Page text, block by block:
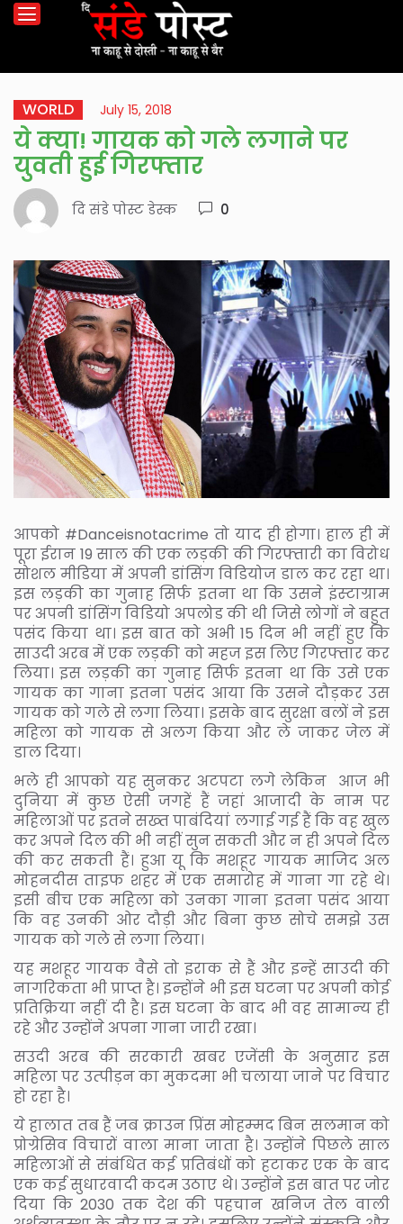
WORLD July 15, 2018
ये क्या! गायक को गले लगाने पर
युवती हुई गिरफ्तार
दि संडे पोस्ट डेस्क 0
आपको #Danceisnotacrime तो याद ही होगा। हाल ही में
पूरा ईरान 19 साल की एक लड़की की गिरफ्तारी का विरोध
सोशल मीडिया में अपनी डांसिंग विडियोज डाल कर रहा था।
इस लड़की का गुनाह सिर्फ इतना था कि उसने इंस्‍टाग्राम
पर अपनी डांसिंग विडि‍यो अपलोड की थी जिसे लोगों ने बहुत
पसंद किया था। इस बात को अभी 15 दिन भी नहीं हुए कि
साउदी अरब में एक लड़की को महज इस लिए गिरफ्तार कर
लिया। इस लड़की का गुनाह सिर्फ इतना था कि उसे एक
गायक का गाना इतना पसंद आया कि उसने दौड़कर उस
गायक को गले से लगा लिया। इसके बाद सुरक्षा बलों ने इस
महिला को गायक से अलग किया और ले जाकर जेल में
डाल दिया।
भले ही आपको यह सुनकर अटपटा लगे लेकिन आज भी
दुनिया में कुछ ऐसी जगहें हैं जहां आजादी के नाम पर
महिलाओं पर इतने सख्‍त पाबंदियां लगाई गई हैं कि वह खुल
कर अपने दिल की भी नहीं सुन सकती और न ही अपने दिल
की कर सकती हैं। हुआ यू कि मशहूर गायक माजिद अल
मोहनदीस ताइफ शहर में एक समारोह में गाना गा रहे थे।
इसी बीच एक महिला को उनका गाना इतना पसंद आया
कि वह उनकी ओर दौड़ी और बिना कुछ सोचे समझे उस
गायक को गले से लगा लिया।
यह मशहूर गायक वैसे तो इराक से हैं और इन्‍हें साउदी की
नागरिकता भी प्राप्‍त है। इन्‍होंने भी इस घटना पर अपनी कोई
प्रतिक्रिया नहीं दी है। इस घटना के बाद भी वह सामान्‍य ही
रहे और उन्‍होंने अपना गाना जारी रखा।
सउदी अरब की सरकारी खबर एजेंसी के अनुसार इस
महिला पर उत्‍पीड़न का मुकदमा भी चलाया जाने पर विचार
हो रहा है।
ये हालात तब हैं जब क्राउन प्रिंस मोहम्‍मद बिन सलमान को
प्रोग्रेसिव विचारों वाला माना जाता है। उन्‍होंने पिछले साल
महिलाओं से संबंधित कई प्रतिबंधों को हटाकर एक के बाद
एक कई सुधारवादी कदम उठाए थे। उन्‍होंने इस बात पर जोर
दिया कि 2030 तक देश की पहचान खनिज तेल वाली